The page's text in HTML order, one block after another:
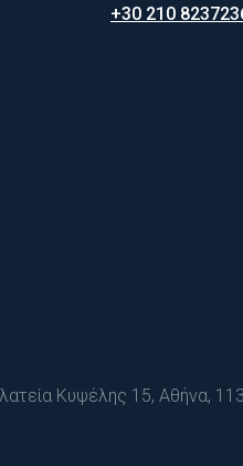
+30 210
Κυψέλης 15, Αθήνα,